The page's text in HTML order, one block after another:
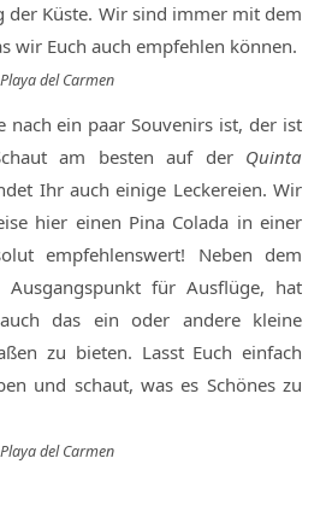
der Küste. Wir sind immer mit dem
wir Euch auch empfehlen können.
Playa del Carmen
nach ein paar Souvenirs ist, der ist
am besten auf der Quinta
Ihr auch einige Leckereien. Wir
hier einen Pina Colada in einer
empfehlenswert! Neben dem
Ausgangspunkt für Ausflüge, hat
auch das ein oder andere kleine
zu bieten. Lasst Euch einfach
und schaut, was es Schönes zu
Playa del Carmen